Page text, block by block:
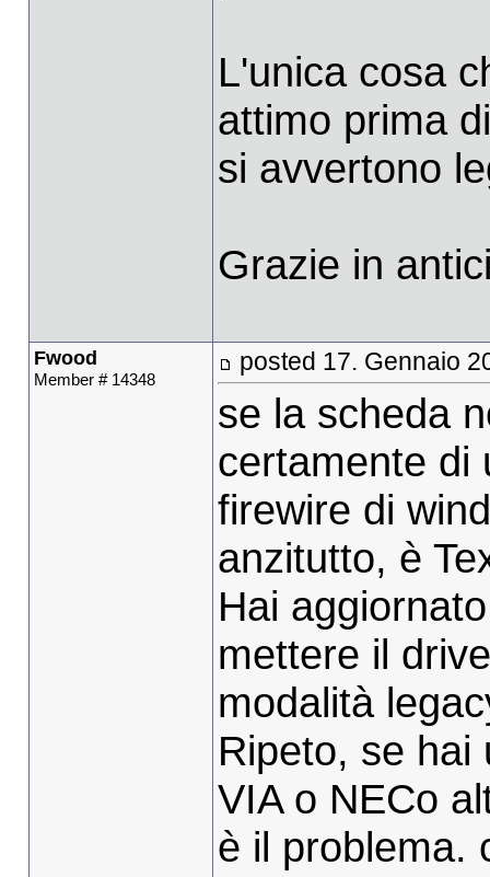
L'unica cosa
attimo prima
si avvertono
Grazie in
Fwood
Member # 14348
posted 17. Gennaio
se la scheda
certamente di
firewire di
anzitutto, è
Hai
mettere il
modalità
Ripeto, se hai
VIA o NECo
è il problema.